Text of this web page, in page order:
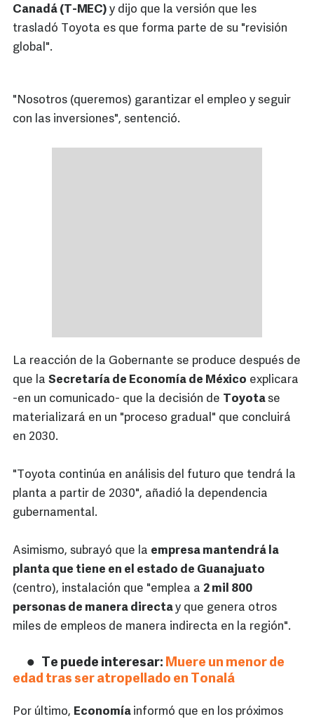
Canadá (T-MEC) y dijo que la versión que les
trasladó Toyota es que forma parte de su "revisión
global".
"Nosotros (queremos) garantizar el empleo y seguir
con las inversiones", sentenció.
La reacción de la Gobernante se produce después de
que la Secretaría de Economía de México explicara
-en un comunicado- que la decisión de Toyotase
materializará en un "proceso gradual" que concluirá
en 2030.
"Toyota continúa en análisis del futuro que tendrá la
planta a partir de 2030", añadió la dependencia
gubernamental.
Asimismo, subrayó que la empresa mantendrá la
planta que tiene en el estado de Guanajuato
(centro), instalación que "emplea a 2 mil 800
personas de manera directay que genera otros
miles de empleos de manera indirecta en la región".
Te puede interesar: Muere un menor de
edad tras ser atropellado en Tonalá
Por último, Economía informó que en los próximos